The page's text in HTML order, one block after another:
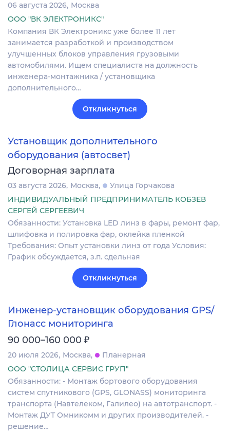
06 августа 2026 Москва
ООО "ВК ЭЛЕКТРОНИКС"
Компания ВК Электроникс уже более 11 лет
занимается разработкой и производством
улучшенных блоков управления грузовыми
автомобилями. Ищем специалиста на должность
инженера-монтажника / установщика
дополнительного…
Откликнуться
Установщик дополнительного
оборудования (автосвет)
Договорная зарплата
03 августа 2026 Москва
Улица Горчакова
ИНДИВИДУАЛЬНЫЙ ПРЕДПРИНИМАТЕЛЬ КОБЗЕВ
СЕРГЕЙ СЕРГЕЕВИЧ
Обязанности: Установка LED линз в фары, ремонт фар,
шлифовка и полировка фар, оклейка пленкой
Требования: Опыт установки линз от года Условия:
График обсуждается, з.п. сдельная
Откликнуться
Инженер-установщик оборудования GPS/
Глонасс мониторинга
90 000–160 000 ₽
20 июля 2026 Москва
Планерная
ООО "СТОЛИЦА СЕРВИС ГРУП"
Обязанности: - Монтаж бортового оборудования
систем спутникового (GPS, GLONASS) мониторинга
транспорта (Навтелеком, Галилео) на автотранспорт. -
Монтаж ДУТ Омникомм и других производителей. -
решение…